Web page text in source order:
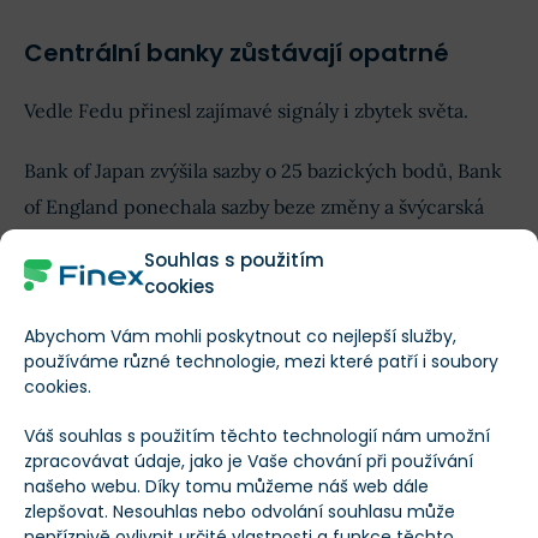
Souhlas s použitím
cookies
Abychom Vám mohli poskytnout co nejlepší služby,
používáme různé technologie, mezi které patří i soubory
cookies.
Váš souhlas s použitím těchto technologií nám umožní
zpracovávat údaje, jako je Vaše chování při používání
našeho webu. Díky tomu můžeme náš web dále
zlepšovat. Nesouhlas nebo odvolání souhlasu může
Centrální banky zůstávají opatrné
Vedle Fedu přinesl zajímavé signály i zbytek světa.
Bank of Japan zvýšila sazby o 25 bazických bodů, Bank
of England ponechala sazby beze změny a švýcarská
Česká národní banka zvýšila sazby o 25 bazických bodů
Společným jmenovatelem zůstává obava z inflace,
vyšší náklady, ceny energií i stále relativně odolný
trh práce.